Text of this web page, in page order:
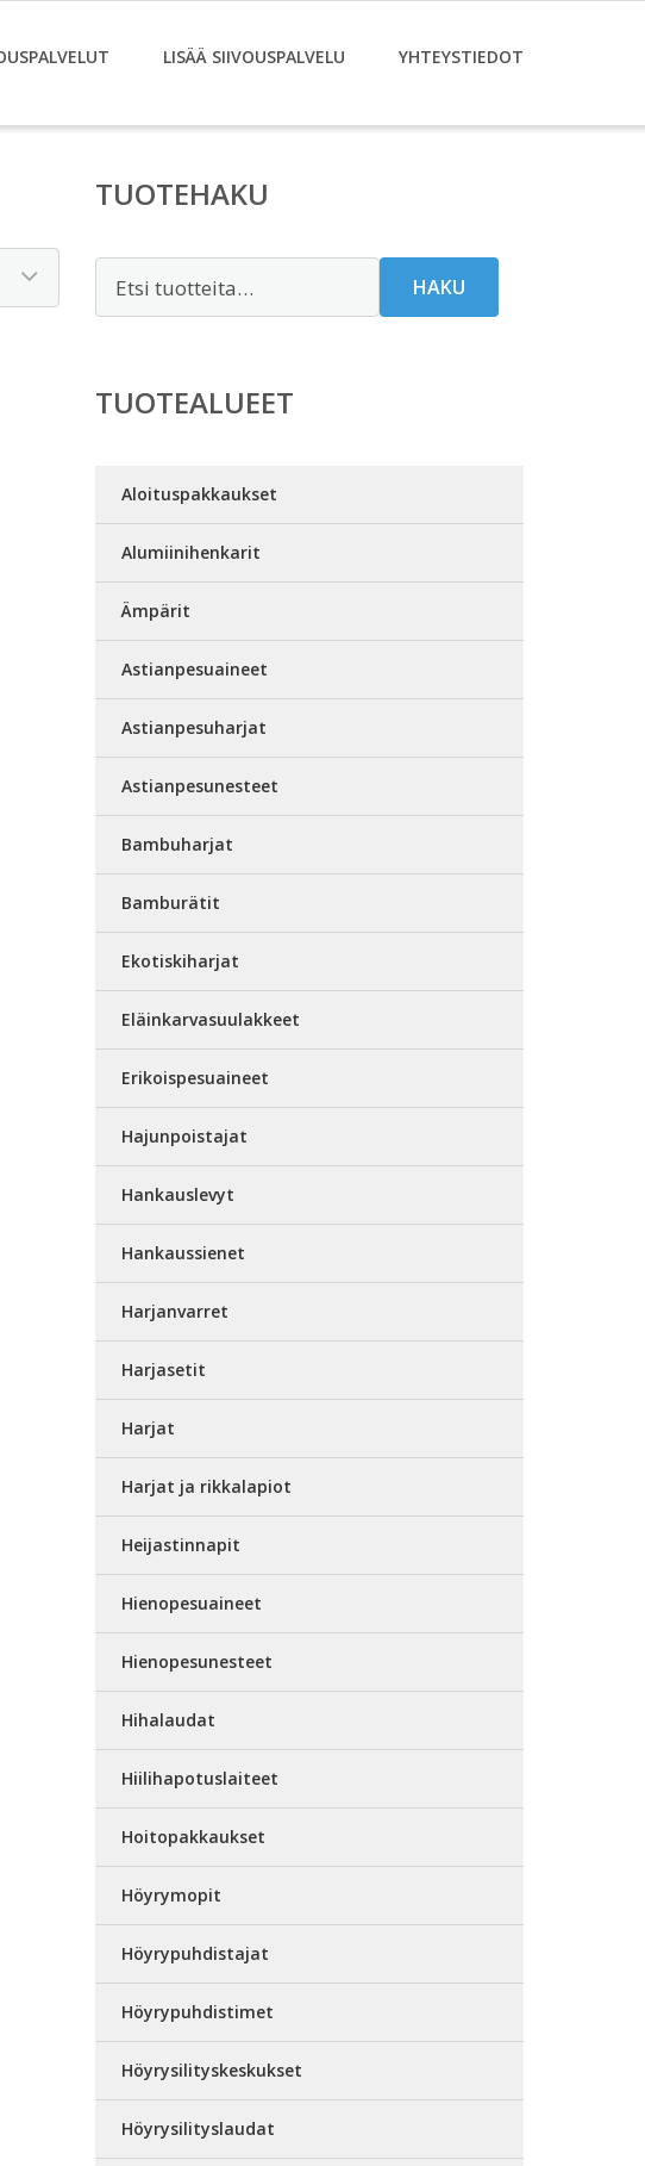
LISÄÄ SIIVOUSPALVELU YHTEYSTIEDOT
TUOTEHAKU
HAKU
TUOTEALUEET
Aloituspakkaukset
Alumiinihenkarit
Ämpärit
Astianpesuaineet
Astianpesuharjat
Astianpesunesteet
Bambuharjat
Bamburätit
Ekotiskiharjat
Eläinkarvasuulakkeet
Erikoispesuaineet
Hajunpoistajat
Hankauslevyt
Hankaussienet
Harjanvarret
Harjasetit
Harjat
Harjat ja rikkalapiot
Heijastinnapit
Hienopesuaineet
Hienopesunesteet
Hihalaudat
Hiilihapotuslaiteet
Hoitopakkaukset
Höyrymopit
Höyrypuhdistajat
Höyrypuhdistimet
Höyrysilityskeskukset
Höyrysilityslaudat